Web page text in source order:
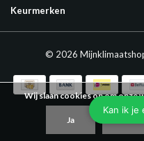
Keurmerken
© 2026
Wij slaan cookies op om onze
Ja